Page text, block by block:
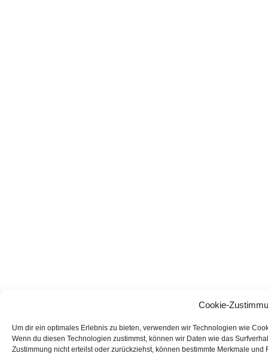
Cookie-
Um dir ein optimales Erlebnis zu bieten, verwenden wir Technologien wie
Wenn du diesen Technologien zustimmst, können wir Daten wie das
Zustimmung nicht erteilst oder zurückziehst, können bestimmte Merkmale